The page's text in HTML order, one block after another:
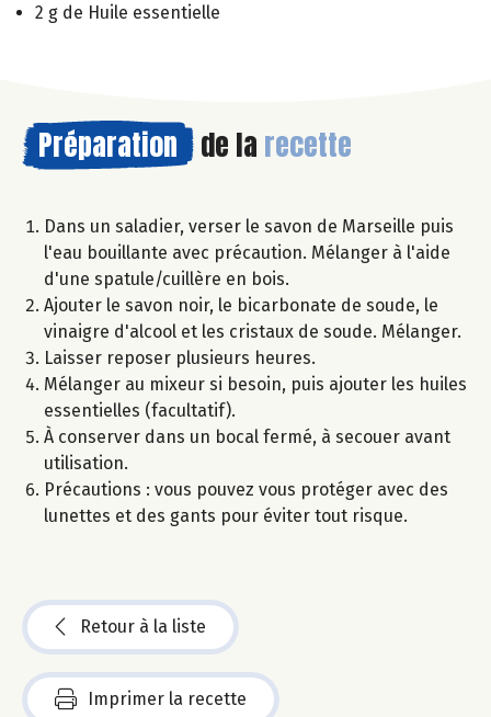
2 g de Huile essentielle
Préparation de la recette
Dans un saladier, verser le savon de Marseille puis
l'eau bouillante avec précaution. Mélanger à l'aide
d'une spatule/cuillère en bois.
Ajouter le savon noir, le bicarbonate de soude, le
vinaigre d'alcool et les cristaux de soude. Mélanger.
Laisser reposer plusieurs heures.
Mélanger au mixeur si besoin, puis ajouter les huiles
essentielles (facultatif).
À conserver dans un bocal fermé, à secouer avant
utilisation.
Précautions : vous pouvez vous protéger avec des
lunettes et des gants pour éviter tout risque.
Retour à la liste
Imprimer la recette